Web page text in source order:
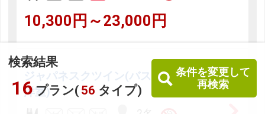
検索結果
16 プラン( 56 タイプ)
条件を変更して
再検索
10,300円～23,000円
ジャパネスクツイン(バス・トイレ付和
洋室)